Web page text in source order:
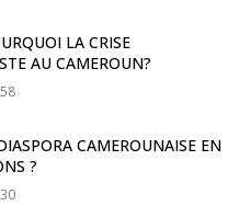
LA CRISE
AU CAMEROUN?
CAMEROUNAISE EN
?